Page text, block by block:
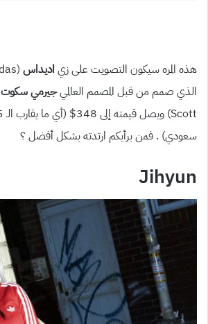
هذه المره سيكون التصويت على زي اديداس
الذي صمم من قبل المصمم العالميجيرمي سكوت
سعودي) . فمن برأيكم ارتدته بشكل أفضل ؟
Jihyun